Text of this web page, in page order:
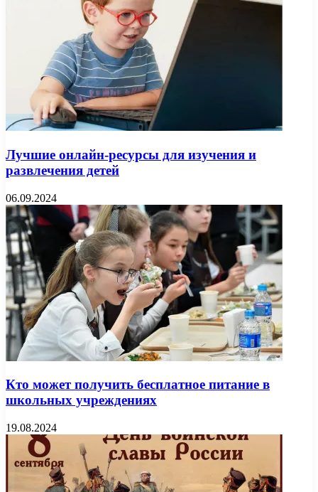
Лучшие онлайн-ресурсы для изучения и
развлечения детей
06.09.2024
Кто может получить бесплатное питание в
школьных учреждениях
19.08.2024